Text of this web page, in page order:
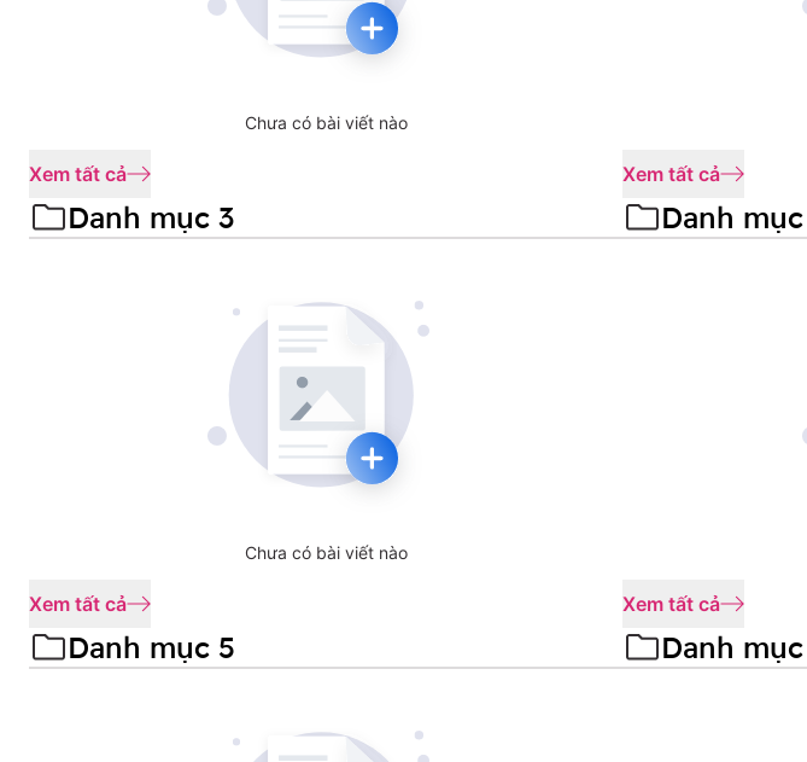
Chưa có bài viết nào
Xem tất cả Xem tất cả
Danh mục 3
Chưa có bài viết nào
Xem tất cả
Danh
Xem tất cả
Danh mục 5 Danh